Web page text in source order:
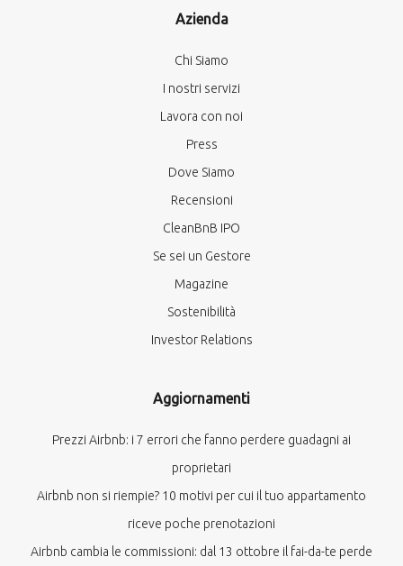
Azienda
Chi Siamo
I nostri servizi
Lavora con noi
Press
Dove Siamo
Recensioni
CleanBnB IPO
Se sei un Gestore
Magazine
Sostenibilità
Investor Relations
Aggiornamenti
Prezzi Airbnb: i 7 errori che fanno perdere guadagni ai
proprietari
Airbnb non si riempie? 10 motivi per cui il tuo appartamento
riceve poche prenotazioni
Airbnb cambia le commissioni: dal 13 ottobre il fai-da-te perde